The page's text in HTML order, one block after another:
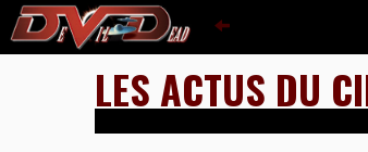
LES ACTUS DU